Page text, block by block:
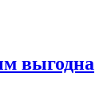
выгодна